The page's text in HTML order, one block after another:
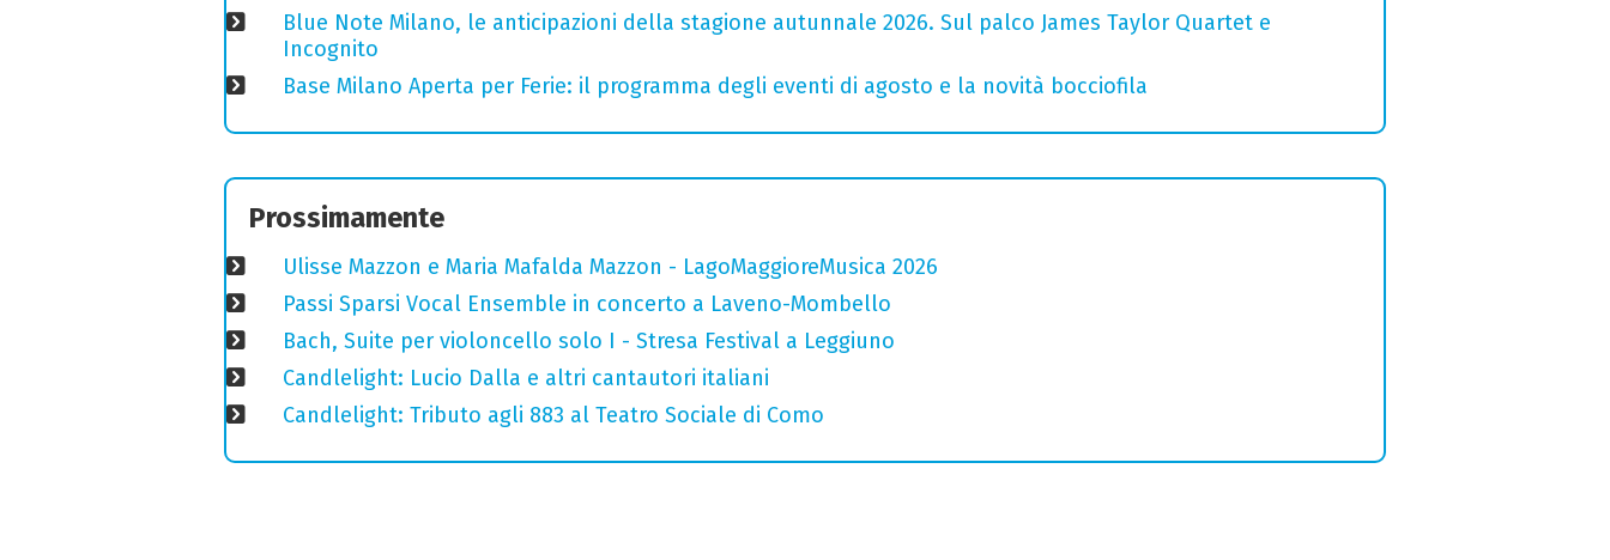
Blue Note Milano, le anticipazioni della stagione autunnale 2026. Sul palco James Taylor Quartet e
Incognito
Base Milano Aperta per Ferie: il programma degli eventi di agosto e la novità bocciofila
Prossimamente
Ulisse Mazzon e Maria Mafalda Mazzon - LagoMaggioreMusica 2026
Passi Sparsi Vocal Ensemble in concerto a Laveno-Mombello
Bach, Suite per violoncello solo I - Stresa Festival a Leggiuno
Candlelight: Lucio Dalla e altri cantautori italiani
Candlelight: Tributo agli 883 al Teatro Sociale di Como